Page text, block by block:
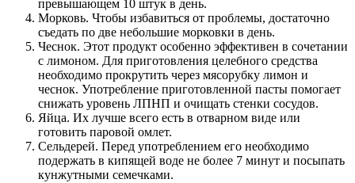
превышающем 10 штук в день.
Морковь. Чтобы избавиться от проблемы, достаточно
съедать по две небольшие морковки в день.
Чеснок. Этот продукт особенно эффективен в сочетании
с лимоном. Для приготовления целебного средства
необходимо прокрутить через мясорубку лимон и
чеснок. Употребление приготовленной пасты помогает
снижать уровень ЛПНП и очищать стенки сосудов.
Яйца. Их лучше всего есть в отварном виде или
готовить паровой омлет.
Сельдерей. Перед употреблением его необходимо
подержать в кипящей воде не более 7 минут и посыпать
кунжутными семечками.